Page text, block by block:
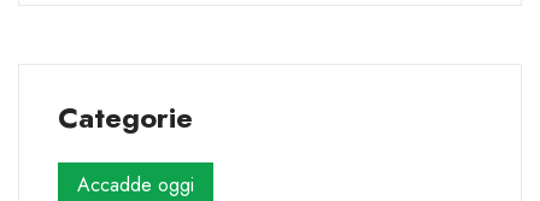
Categorie
Accadde oggi